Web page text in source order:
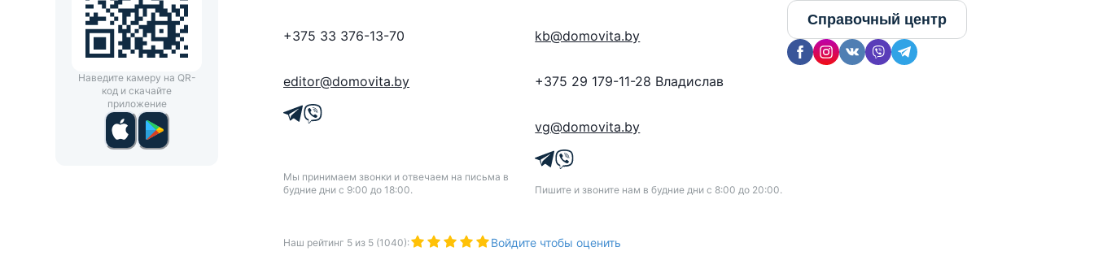
Наведите камеру на QR-
код и скачайте
приложение
+375 33 376-13-70
editor@domovita.by
Мы принимаем звонки и отвечаем на письма в
будние дни с 9:00 до 18:00.
kb@domovita.by
+375 29 179-11-28 Владислав
vg@domovita.by
Пишите и звоните нам в будние дни с 8:00 до 20:00.
Справочный центр
Наш рейтинг 5 из 5 (1040): Войдите чтобы оценить